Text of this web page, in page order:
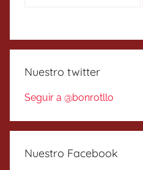
Nuestro twitter
Seguir a @bonrotllo
Nuestro Facebook